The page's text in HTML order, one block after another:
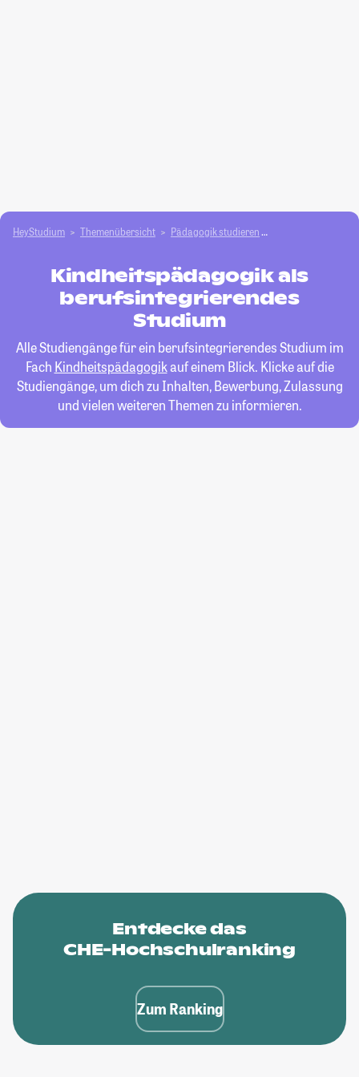
HeyStudium Themenübersicht Pädagogik studieren
Kindheitspädagogik als
berufsintegrierendes
Studium
Alle Studiengänge für ein berufsintegrierendes Studium im
Fach Kindheitspädagogikauf einem Blick. Klicke auf die
Studiengänge, um dich zu Inhalten, Bewerbung, Zulassung
und vielen weiteren Themen zu informieren.
Entdecke das
CHE-Hochschulranking
Zum Ranking